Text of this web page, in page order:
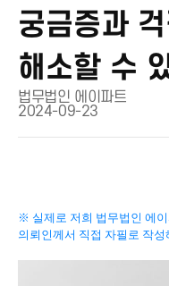
궁금증과
해소할 수
법무법인 에이파트
2024-09-23
※ 실제로 저희 법무법인 에
의뢰인께서 직접 자필로 작